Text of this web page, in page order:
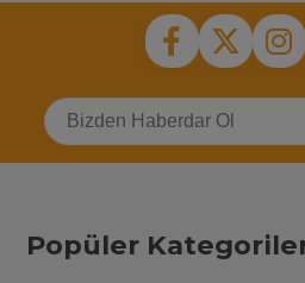
Popüler